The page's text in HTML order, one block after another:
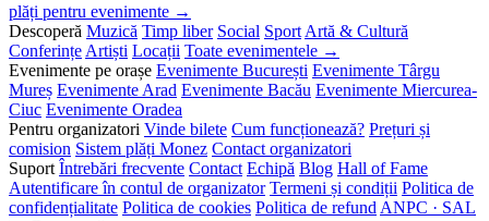
plăți pentru evenimente →
Descoperă Muzică Timp liber Social Sport Artă & Cultură
Conferințe Artiști Locații Toate evenimentele →
Evenimente pe orașe Evenimente București Evenimente Târgu
Mureș Evenimente Arad Evenimente Bacău Evenimente Miercurea-
Ciuc Evenimente Oradea
Pentru organizatori Vinde bilete Cum funcționează? Prețuri și
comision Sistem plăți Monez Contact organizatori
Suport Întrebări frecvente Contact Echipă Blog Hall of Fame
Autentificare în contul de organizator Termeni și condiții Politica de
confidențialitate Politica de cookies Politica de refund ANPC · SAL